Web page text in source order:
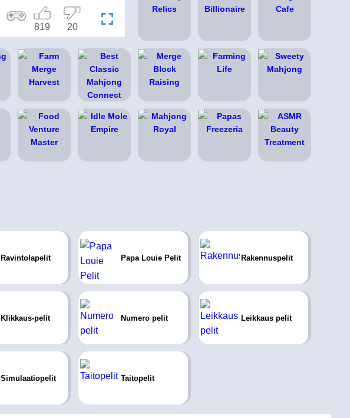
20
819
Ravintolapelit Papa Louie Pelit Rakennuspelit
Klikkaus-pelit Numero pelit Leikkaus pelit
Simulaatiopelit Taitopelit